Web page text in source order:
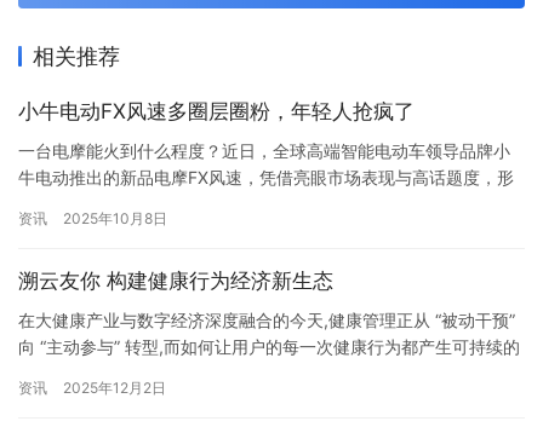
相关推荐
小牛电动FX风速多圈层圈粉，年轻人抢疯了
一台电摩能火到什么程度？近日，全球高端智能电动车领导品牌小
牛电动推出的新品电摩FX风速，凭借亮眼市场表现与高话题度，形
售额突破6830万元，销量达14252台；在小红书、抖音等年轻用户
递个性、获取圈层认同的“潮流符号”，用户自发晒出的骑…
资讯 2025年10月8日
溯云友你 构建健康行为经济新生态
在大健康产业与数字经济深度融合的今天,健康管理正从 “被动干预”
向 “主动参与” 转型,而如何让用户的每一次健康行为都产生可持续的
提供商,以 “让每一次健康行为都产生价值” 为核心使命,构建了连接保
资讯 2025年12月2日